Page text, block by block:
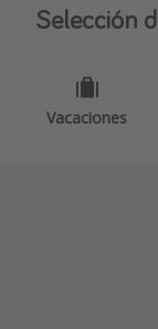
Selección
Vacaciones